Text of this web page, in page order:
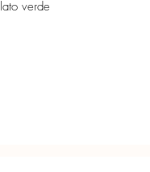
verde